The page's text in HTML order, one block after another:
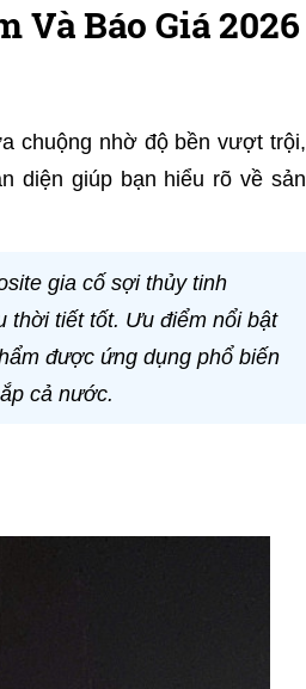
Báo Giá 2026
chuộng nhờ độ bền vượt trội,
diện giúp bạn hiểu rõ về sản
gia cố sợi thủy tinh
thời tiết tốt. Ưu điểm nổi bật
được ứng dụng phổ biến
cả nước.